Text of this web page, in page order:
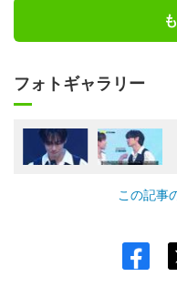
フォトギャラリー
この記事